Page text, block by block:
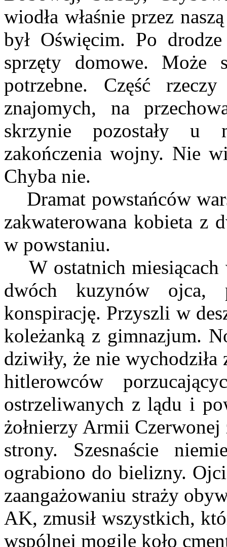
wiodła właśnie przez
był Oświęcim. Po
sprzęty domowe.
potrzebne. Część
znajomych, na
skrzynie pozostały u
zakończenia wojny. Nie
Chyba nie.
Dramat powstańców
zakwaterowana kobieta z
w powstaniu.
W ostatnich miesiącach
dwóch kuzynów ojca,
konspirację. Przyszli w
koleżanką z gimnazjum.
dziwiły, że nie
hitlerowców
ostrzeliwanych z lądu i
żołnierzy Armii
strony. Szesnaście
ograbiono do bielizny.
zaangażowaniu straży
AK, zmusił wszystkich,
wspólnej mogile koło